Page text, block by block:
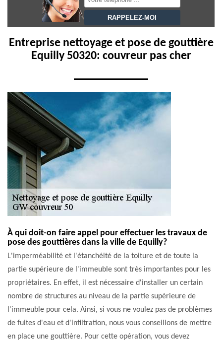
Entreprise nettoyage et pose de gouttière
Equilly 50320: couvreur pas cher
À qui doit-on faire appel pour effectuer les travaux de
pose des gouttières dans la ville de Equilly?
L'imperméabilité et l'étanchéité de la toiture et de toute la
partie supérieure de l'immeuble sont très importantes pour les
propriétaires. En effet, il est nécessaire d'installer un certain
nombre de structures au niveau de la partie supérieure de
l'immeuble pour cela. Ainsi, si vous ne voulez pas de problèmes
de fuites d'eau et d'infiltration, nous vous conseillons de mettre
en place une gouttière. Pour cette opération, vous devez